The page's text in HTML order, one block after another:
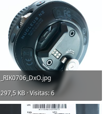
_RIK0706_DxO.jpg
297,5 KB · Visitas: 6